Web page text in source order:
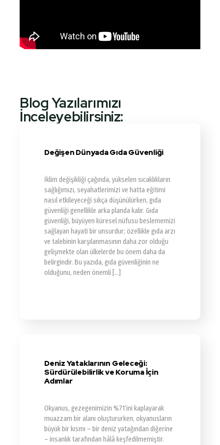
Blog Yazılarımızı
İnceleyebilirsiniz:
Değişen Dünyada Gıda Güvenliği
İklim değişikliği çağında, yükselen sıcaklıkların
sağlığımızı, seyahatlerimizi ve hatta eğitimi
nasıl etkileyeceği sıkça düşünülürken, gıda
güvenliği genellikle arka planda kalır. Gıda
güvenliği, büyüyen küresel nüfusu beslememizi
sağlayan hayati bir unsurdur; özellikle gıda arzı
ve talebinin karşılanmasının daha zor olduğu
gelişmekte olan ülkelerde bu önem daha da
belirgindir. Bu yazıda, gıda güvenliğinin ne
olduğunu, neden önemli […]
Deniz Yataklarının Geleceği:
Sürdürülebilirlik ve Koruma İçin
Adımlar
Okyanus, gezegenimizin %71’ini kaplayarak
muazzam bir alanı oluştururken, okyanusların
büyük bir kısmı – bir deniz yatağından diğerine
– insanlık tarafından hâlâ keşfedilmemiştir.